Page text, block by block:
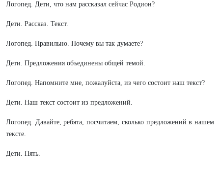
Логопед. Дети, что нам рассказал сейчас Родион?
Дети. Рассказ. Текст.
Логопед. Правильно. Почему вы так думаете?
Дети. Предложения объединены общей темой.
Логопед. Напомните мне, пожалуйста, из чего состоит наш текст?
Дети. Наш текст состоит из предложений.
Логопед. Давайте, ребята, посчитаем, сколько предложений в нашем
тексте.
Дети. Пять.